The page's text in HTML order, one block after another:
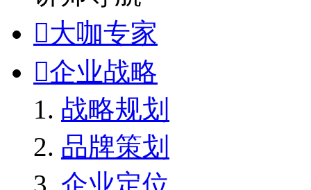
大咖专家
企业战略
战略规划
品牌策划